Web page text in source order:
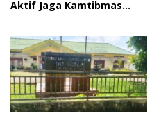
Aktif Jaga Kamtibmas